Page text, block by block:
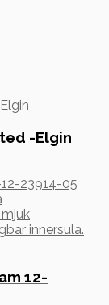
-Elgin
12-